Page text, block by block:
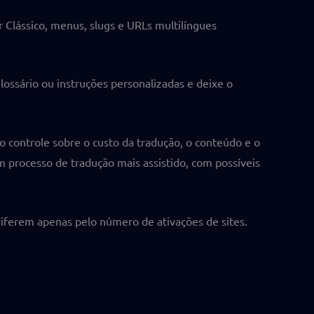
menus, slugs e URLs multilíngues
ou instruções personalizadas e deixe o
controle sobre o custo da tradução, o conteúdo e o
de tradução mais assistido, com possíveis
apenas pelo número de ativações de sites.